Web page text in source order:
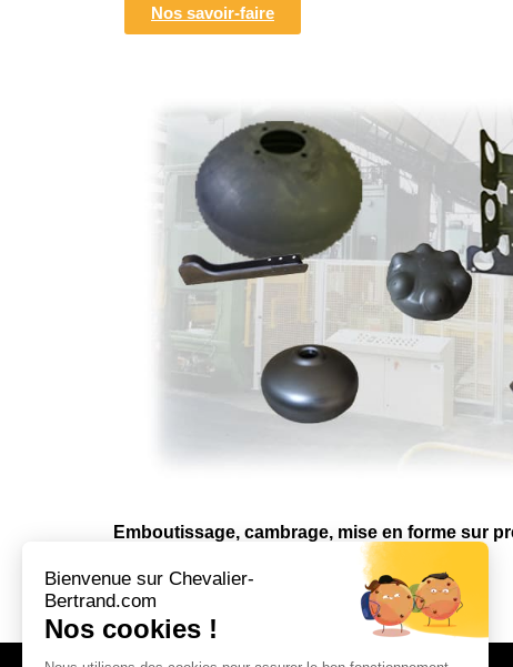
Nos savoir-faire
Emboutissage, cambrage, mise en forme sur